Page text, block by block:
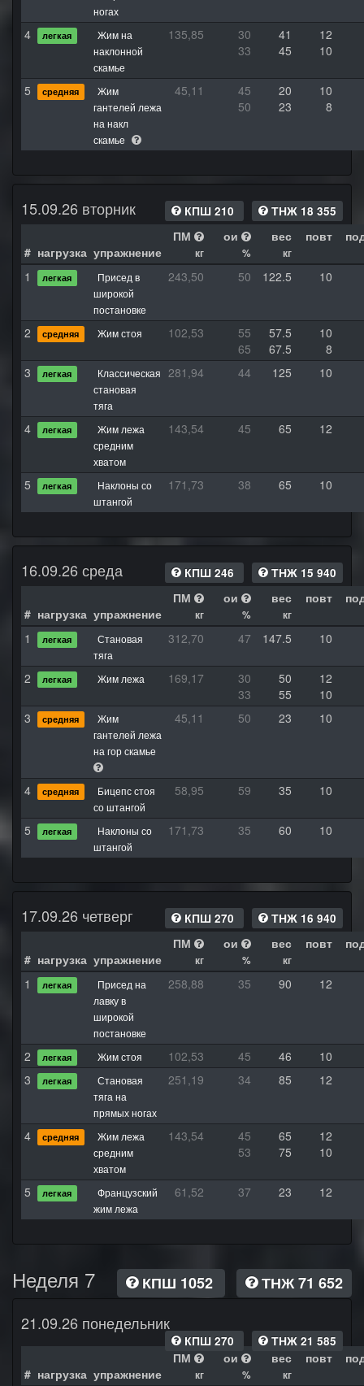
ногах
4 легкая
Жим на
наклонной
скамье
135,85 30 41
12
33
45 10
5 средняя
Жим
гантелей лежа
на накл
скамье
45,11 45 20
10
50
23 8
15.09.26 вторник КПШ 210 ТНЖ 18 355
# нагрузка упражнение
ПМ
кг
ои
%
вес
кг
повт
1 легкая
Присед в
широкой
постановке
243,50 50 122.5 10
2 средняя Жим стоя 102,53 55 57.5
10
65
67.5
8
3
легкая
Классическая
становая
тяга
281,94 44 125 10
4 легкая
Жим лежа
средним
хватом
143,54 45 65 12
5 легкая
Наклоны со
штангой
171,73 38 65 10
16.09.26 среда КПШ 246 ТНЖ 15 940
# нагрузка упражнение
ПМ
кг
ои
%
вес
кг
повт
1 легкая
Становая
тяга
312,70 47 147.5 10
2 легкая Жим лежа 169,17 30 50
12
33
55
10
3
средняя
Жим
гантелей лежа
на гор скамье
45,11 50 23 10
4 средняя
Бицепс стоя
со штангой
58,95 59 35 10
5 легкая
Наклоны со
штангой
171,73 35 60 10
17.09.26 четверг КПШ 270 ТНЖ 16 940
# нагрузка упражнение
ПМ
кг
ои
%
вес
кг
повт
1 легкая
Присед на
лавку в
широкой
постановке
258,88 35 90 12
2 легкая Жим стоя 102,53 45 46
10
3
легкая
Становая
тяга на
прямых ногах
251,19 34 85 12
4 средняя
Жим лежа
средним
хватом
143,54 45 65
12
53
75 10
5 легкая
Французский
жим лежа
61,52 37 23 12
Неделя 7 КПШ 1052
ТНЖ 71 652
21.09.26 понедельник
КПШ 270 ТНЖ 21 585
# нагрузка упражнение
ПМ
кг
ои
%
вес
кг
повт